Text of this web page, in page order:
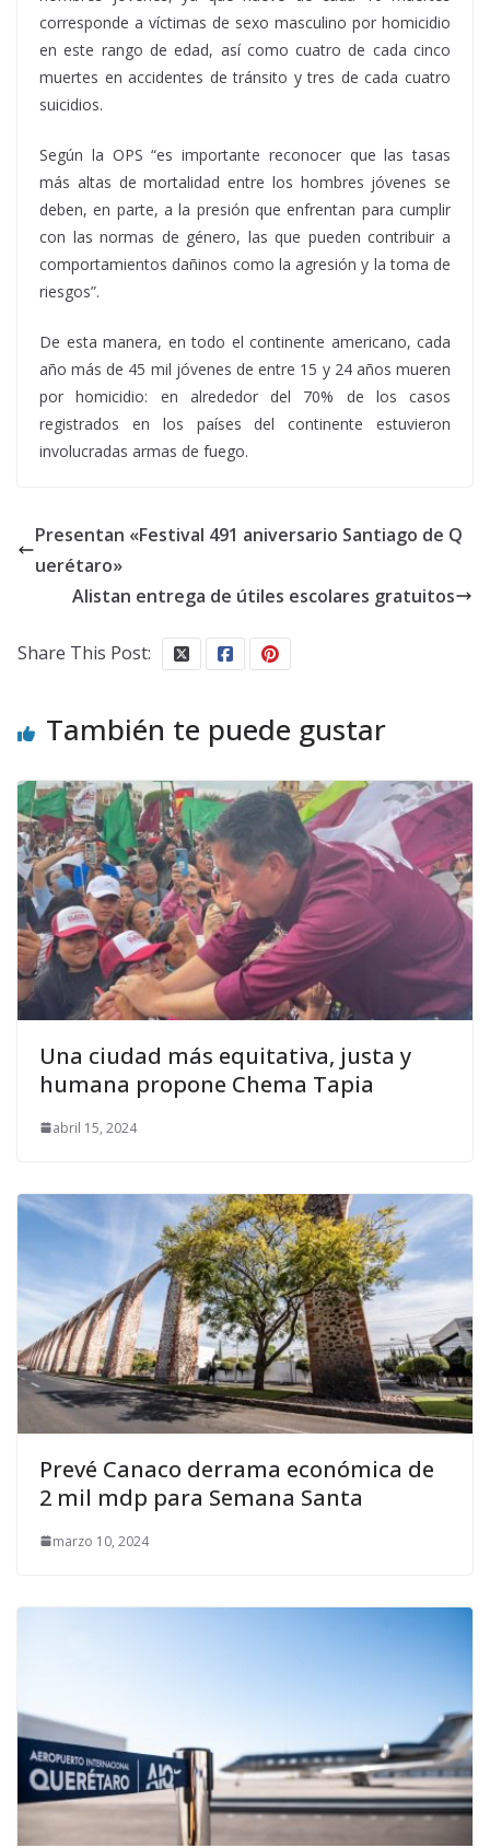
corresponde a víctimas de sexo masculino por homicidio
en este rango de edad, así como cuatro de cada cinco
muertes en accidentes de tránsito y tres de cada cuatro
suicidios.
Según la OPS “es importante reconocer que las tasas
más altas de mortalidad entre los hombres jóvenes se
deben, en parte, a la presión que enfrentan para cumplir
con las normas de género, las que pueden contribuir a
comportamientos dañinos como la agresión y la toma de
riesgos”.
De esta manera, en todo el continente americano, cada
año más de 45 mil jóvenes de entre 15 y 24 años mueren
por homicidio: en alrededor del 70% de los casos
registrados en los países del continente estuvieron
involucradas armas de fuego.
Presentan «Festival 491 aniversario Santiago de Q
uerétaro»
Alistan entrega de útiles escolares gratuitos
Share This Post:
También te puede gustar
Una ciudad más equitativa, justa y
humana propone Chema Tapia
abril 15, 2024
Prevé Canaco derrama económica de
2 mil mdp para Semana Santa
marzo 10, 2024